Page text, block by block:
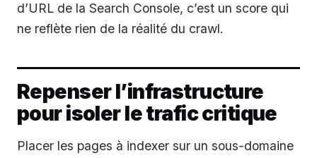
d’URL de la Search Console, c’est un score qui
ne reflète rien de la réalité du crawl.
Repenser l’infrastructure
pour isoler le trafic critique
Placer les pages à indexer sur un sous-domaine